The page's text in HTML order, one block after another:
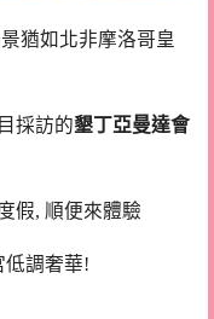
猶如北非摩洛哥皇
採訪的墾丁亞曼達會
假, 順便來體驗
低調奢華!